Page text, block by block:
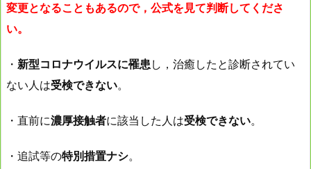
変更となることもあるので，公式を見て判断してくださ
い。
・ 新型コロナウイルスに罹患 し，治癒したと診断されてい
ない人は受検できない。
・直前に濃厚接触者に該当した人は受検できない。
・追試等の特別措置ナシ。